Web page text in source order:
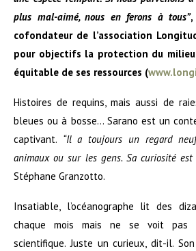
plus mal-aimé, nous en ferons à tous”,
cofondateur de l’association
pour objectifs la protection du
équitable de ses ressources (
Histoires de requins, mais aussi de
bleues ou à bosse… Sarano est un
captivant. “Il a toujours un regard
animaux ou sur les gens. Sa curiosité est
Stéphane Granzotto.
Insatiable, l’océanographe lit des
chaque mois mais ne se voit pas
scientifique. Juste un curieux, dit-il.